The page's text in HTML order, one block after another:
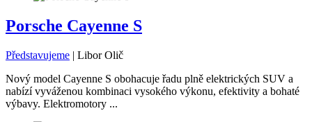
Porsche Cayenne S
Představujeme | Libor Olič
Nový model Cayenne S obohacuje řadu plně elektrických SUV a
nabízí vyváženou kombinaci vysokého výkonu, efektivity a bohaté
výbavy. Elektromotory ...